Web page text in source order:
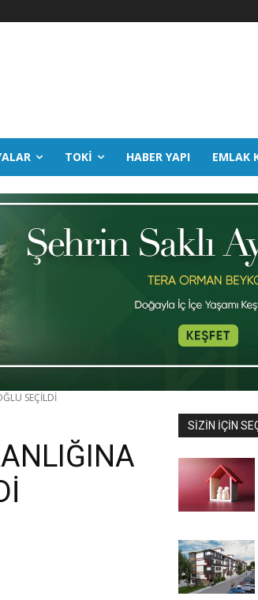
TOKİ HABER YAPI EMLAK
SEÇİLDİ
SIZIN İÇIN